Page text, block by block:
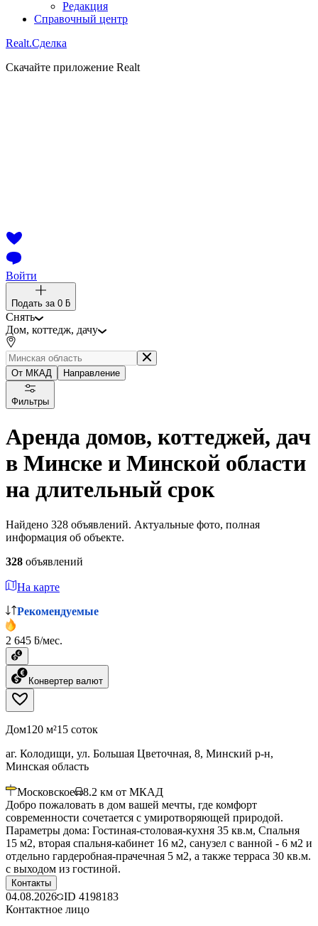
Редакция
Справочный центр
Realt.Сделка
Скачайте приложение Realt
Войти
Подать за 0 ƃ
Снять
Дом, коттедж, дачу
От МКАД Направление
Фильтры
Аренда домов, коттеджей, дач
в Минске и Минской области
на длительный срок
Найдено 328 объявлений. Актуальные фото, полная
информация об объекте.
328 объявлений
На карте
Рекомендуемые
2 645 ƃ/мес.
Конвертер валют
Дом120 м²15 соток
аг. Колодищи, ул. Большая Цветочная, 8, Минский р-н,
Минская область
Московское 8.2 км от МКАД
Добро пожаловать в дом вашей мечты, где комфорт
современности сочетается с умиротворяющей природой.
Параметры дома: Гостиная-столовая-кухня 35 кв.м, Спальня
15 м2, вторая спальня-кабинет 16 м2, санузел с ванной - 6 м2 и
отдельно гардеробная-прачечная 5 м2, а также терраса 30 кв.м.
с выходом из гостиной.
Контакты
04.08.2026 ID 4198183
Контактное лицо